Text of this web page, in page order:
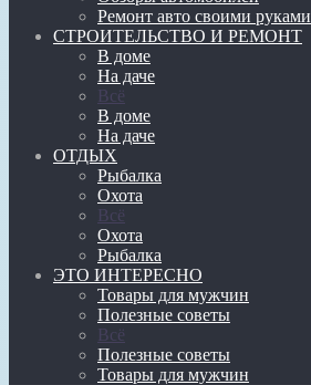
Ремонт авто своими руками
СТРОИТЕЛЬСТВО И РЕМОНТ
В доме
На даче
Всё
В доме
На даче
ОТДЫХ
Рыбалка
Охота
Всё
Охота
Рыбалка
ЭТО ИНТЕРЕСНО
Товары для мужчин
Полезные советы
Всё
Полезные советы
Товары для мужчин